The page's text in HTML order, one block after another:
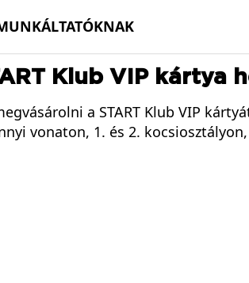
Klub VIP kártya
a START Klub VIP
vonaton, 1. és 2.